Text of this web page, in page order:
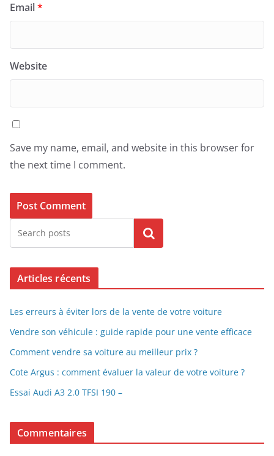
Email*
Website
Save my name, email, and website in this browser for
the next time I comment.
Search
Articles récents
Les erreurs à éviter lors de la vente de votre voiture
Vendre son véhicule : guide rapide pour une vente efficace
Comment vendre sa voiture au meilleur prix ?
Cote Argus : comment évaluer la valeur de votre voiture ?
Essai Audi A3 2.0 TFSI 190 –
Commentaires